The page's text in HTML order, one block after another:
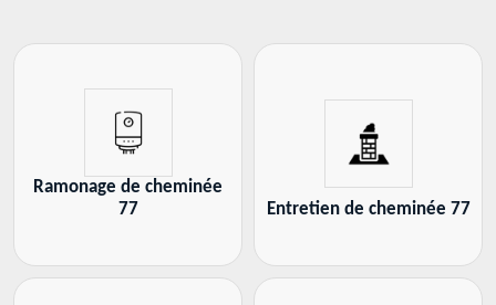
Ramonage de cheminée
77
Entretien de cheminée 77